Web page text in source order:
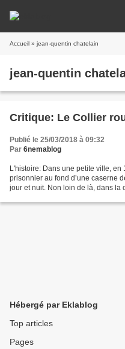
Accueil » jean-quentin chatelain
jean-quentin
Critique: Le Collier
Publié le 25/03/2018 à 09:32
Par 6nemablog
L'histoire: Dans une petite ville,
prisonnier au fond d’une caserne
jour et nuit. Non loin de là, dans la
Hébergé par Eklablog
Top articles
Pages